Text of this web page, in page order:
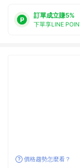
訂單成立賺5%
下單享LINE
價格趨勢怎麼看？